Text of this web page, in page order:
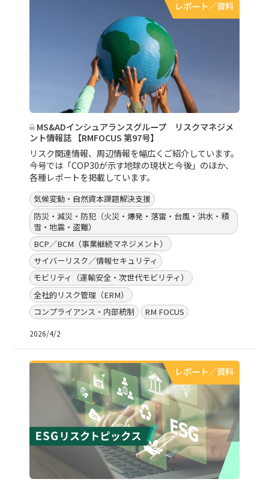
レポート／資料
MS&ADインシュアランスグループ リスクマネジメ
ント情報誌 【RMFOCUS 第97号】
リスク関連情報、周辺情報を幅広くご紹介しています。
今号では「COP30が示す地球の現状と今後」のほか、
各種レポートを掲載しています。
気候変動・自然資本課題解決支援
防災・減災・防犯（火災・爆発・落雷・台風・洪水・積
雪・地震・盗難）
BCP／BCM（事業継続マネジメント）
サイバーリスク／情報セキュリティ
モビリティ（運輸安全・次世代モビリティ）
全社的リスク管理（ERM）
コンプライアンス・内部統制
RM FOCUS
2026/4/2
レポート／資料